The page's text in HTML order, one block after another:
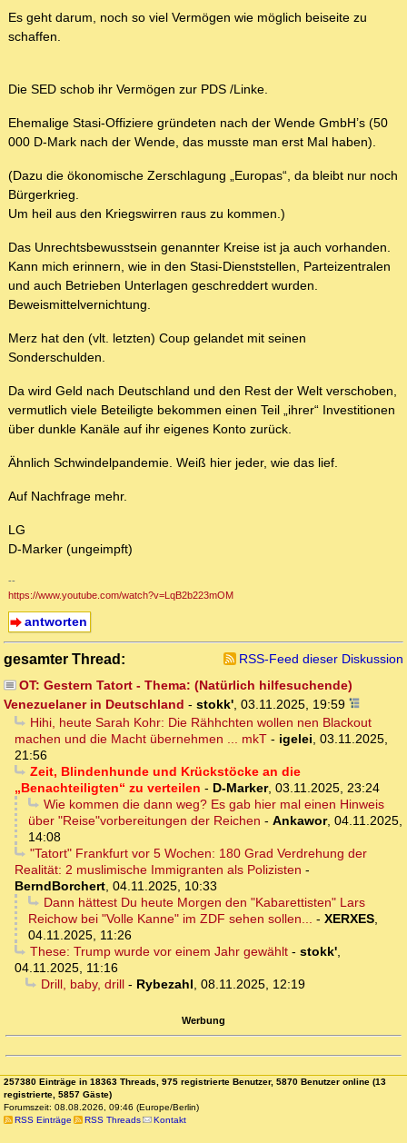
Es geht darum, noch so viel Vermögen wie möglich beiseite zu
schaffen.
Die SED schob ihr Vermögen zur PDS /Linke.
Ehemalige Stasi-Offiziere gründeten nach der Wende GmbH’s (50
000 D-Mark nach der Wende, das musste man erst Mal haben).
(Dazu die ökonomische Zerschlagung „Europas“, da bleibt nur noch
Bürgerkrieg.
Um heil aus den Kriegswirren raus zu kommen.)
Das Unrechtsbewusstsein genannter Kreise ist ja auch vorhanden.
Kann mich erinnern, wie in den Stasi-Dienststellen, Parteizentralen
und auch Betrieben Unterlagen geschreddert wurden.
Beweismittelvernichtung.
Merz hat den (vlt. letzten) Coup gelandet mit seinen
Sonderschulden.
Da wird Geld nach Deutschland und den Rest der Welt verschoben,
vermutlich viele Beteiligte bekommen einen Teil „ihrer“ Investitionen
über dunkle Kanäle auf ihr eigenes Konto zurück.
Ähnlich Schwindelpandemie. Weiß hier jeder, wie das lief.
Auf Nachfrage mehr.
LG
D-Marker (ungeimpft)
--
https://www.youtube.com/watch?v=LqB2b223mOM
antworten
gesamter Thread:
RSS-Feed dieser Diskussion
OT: Gestern Tatort - Thema: (Natürlich hilfesuchende)
Venezuelaner in Deutschland - stokk', 03.11.2025, 19:59
Hihi, heute Sarah Kohr: Die Rähhchten wollen nen Blackout
machen und die Macht übernehmen ... mkT - igelei, 03.11.2025,
21:56
Zeit, Blindenhunde und Krückstöcke an die
„Benachteiligten“ zu verteilen - D-Marker, 03.11.2025, 23:24
Wie kommen die dann weg? Es gab hier mal einen Hinweis
über "Reise"vorbereitungen der Reichen - Ankawor, 04.11.2025,
14:08
"Tatort" Frankfurt vor 5 Wochen: 180 Grad Verdrehung der
Realität: 2 muslimische Immigranten als Polizisten -
BerndBorchert, 04.11.2025, 10:33
Dann hättest Du heute Morgen den "Kabarettisten" Lars
Reichow bei "Volle Kanne" im ZDF sehen sollen... - XERXES,
04.11.2025, 11:26
These: Trump wurde vor einem Jahr gewählt- stokk',
04.11.2025, 11:16
Drill, baby, drill- Rybezahl, 08.11.2025, 12:19
Werbung
257380 Einträge in 18363 Threads, 975 registrierte Benutzer, 5870 Benutzer online (13
registrierte, 5857 Gäste)
Forumszeit: 08.08.2026, 09:46 (Europe/Berlin)
RSS Einträge
RSS Threads Kontakt